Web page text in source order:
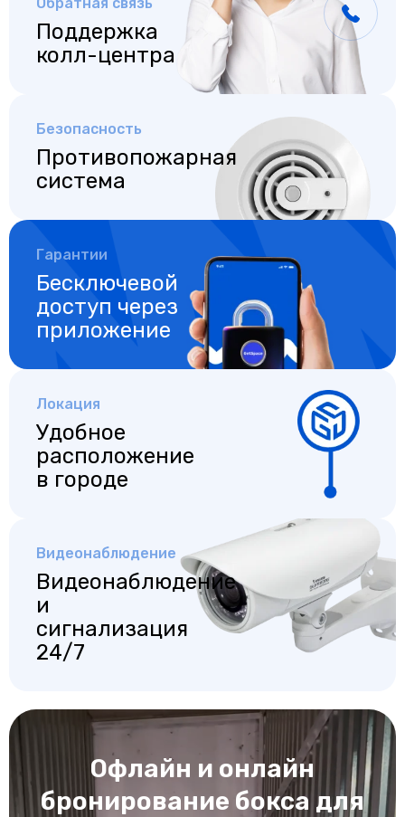
Поддержка
колл-центра
Безопасность
Противопожарная
система
Видеонаблюдение
Видеонаблюдение
и
сигнализация
24/7
Локация
Удобное
расположение
в городе
Гарантии
Бесключевой
доступ через
приложение
Офлайн и онлайн
бронирование бокса для